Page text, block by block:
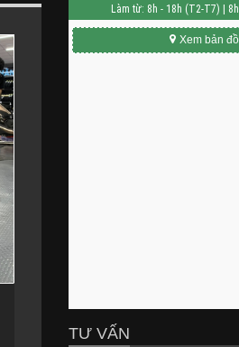
Làm từ: 8h - 18h (T2-T7) |
Xem bản đồ
TƯ VẤN